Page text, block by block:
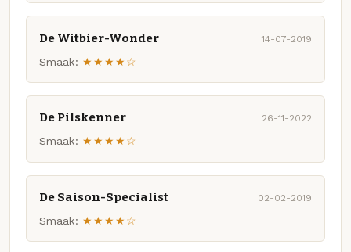
De Witbier-Wonder 14-07-2019
Smaak: ★★★★☆
De Pilskenner 26-11-2022
Smaak: ★★★★☆
De Saison-Specialist 02-02-2019
Smaak: ★★★★☆